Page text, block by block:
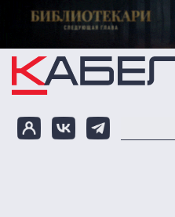
Перейти к основному